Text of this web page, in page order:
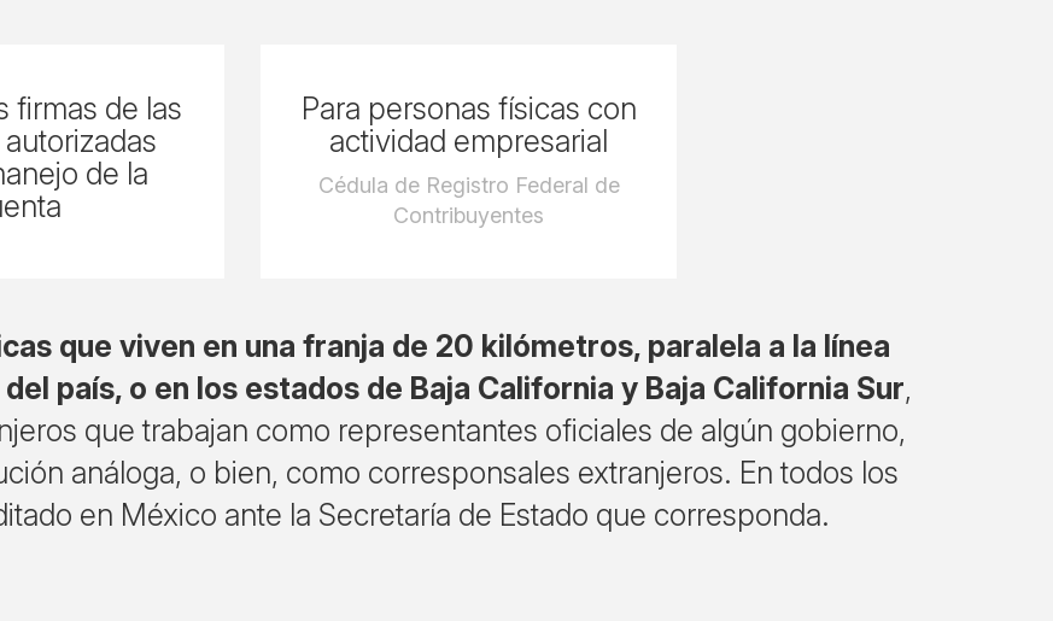
firmas de las
de la
Para personas físicas con
actividad empresarial
Cédula de Registro Federal de
Contribuyentes
que viven en una franja de 20 kilómetros, paralela a la línea
país, o en los estados de Baja California y Baja California Sur,
que trabajan como representantes oficiales de algún gobierno,
análoga, o bien, como corresponsales extranjeros. En todos los
en México ante la Secretaría de Estado que corresponda.